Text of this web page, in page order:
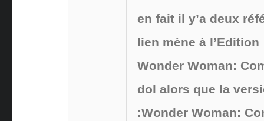
en fait il y’a deux
lien mène à l’Edition
Wonder Woman:
dol alors que la
:Wonder Woman: